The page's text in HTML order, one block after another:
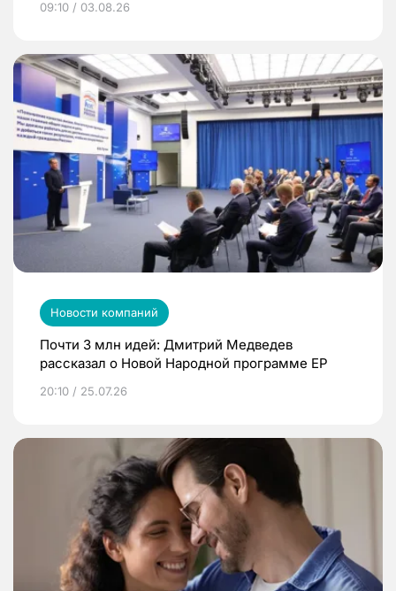
09:10 / 03.08.26
Новости компаний
Почти 3 млн идей: Дмитрий Медведев
рассказал о Новой Народной программе ЕР
20:10 / 25.07.26